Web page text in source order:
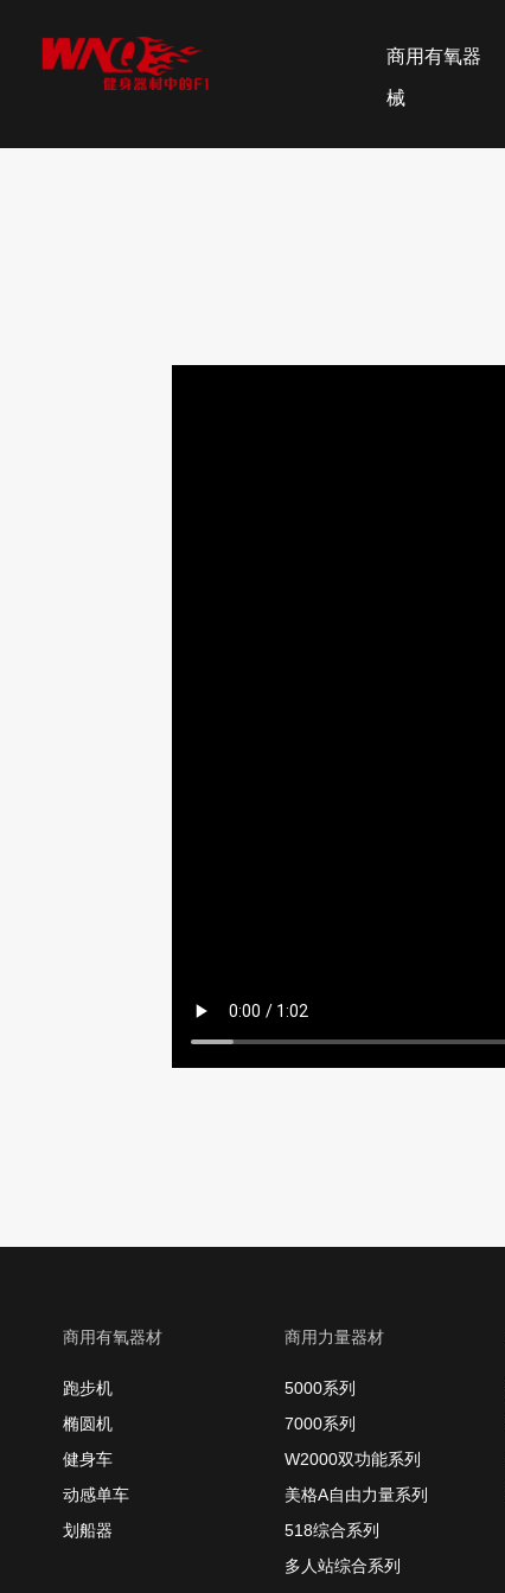
商用有氧器
械
商用有氧器材
跑步机
椭圆机
健身车
动感单车
划船器
商用力量器材
5000系列
7000系列
W2000双功能系列
美格A自由力量系列
518综合系列
多人站综合系列